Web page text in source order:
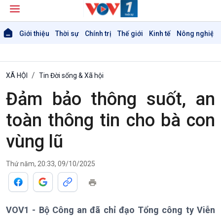
Giới thiệu Thời sự Chính trị Thế giới Kinh tế Nông nghiệp
XÃ HỘI Tin Đời sống & Xã hội
Đảm bảo thông suốt, an
toàn thông tin cho bà con
vùng lũ
Thứ năm, 20:33, 09/10/2025
VOV1 - Bộ Công an đã chỉ đạo Tổng công ty Viễn